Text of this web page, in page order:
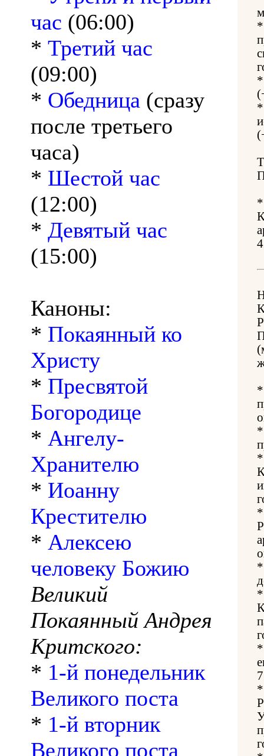
час (06:00)
* Третий час
(09:00)
* Обедница (сразу
после третьего
часа)
* Шестой час
(12:00)
* Девятый час
(15:00)
Каноны:
* Покаянный ко
Христу
* Пресвятой
Богородице
* Ангелу-
Хранителю
* Иоанну
Крестителю
* Алексею
человеку Божию
Великий
Покаянный Андрея
Критского:
* 1-й понедельник
Великого поста
* 1-й вторник
Великого поста